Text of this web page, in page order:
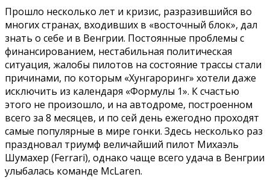
Прошло несколько лет и кризис, разразившийся во
многих странах, входивших в «восточный блок», дал
знать о себе и в Венгрии. Постоянные проблемы с
финансированием, нестабильная политическая
ситуация, жалобы пилотов на состояние трассы стали
причинами, по которым «Хунгароринг» хотели даже
исключить из календаря «Формулы 1». К счастью
этого не произошло, и на автодроме, построенном
всего за 8 месяцев, и по сей день ежегодно проходят
самые популярные в мире гонки. Здесь несколько раз
праздновал триумф величайший пилот Михаэль
Шумахер (Ferrari), однако чаще всего удача в Венгрии
улыбалась команде McLaren.